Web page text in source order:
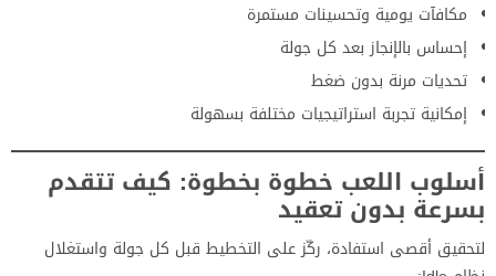
مكافآت يومية وتحسينات مستمرة
إحساس بالإنجاز بعد كل جولة
تحديات مرنة بدون ضغط
إمكانية تجربة استراتيجيات مختلفة بسهولة
أسلوب اللعب خطوة بخطوة: كيف تتقدم
بسرعة بدون تعقيد
لتحقيق أقصى استفادة، ركّز على التخطيط قبل كل جولة واستغلال